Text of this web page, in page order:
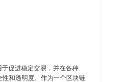
促进稳定交易，并在各种
和透明度。作为一个区块链